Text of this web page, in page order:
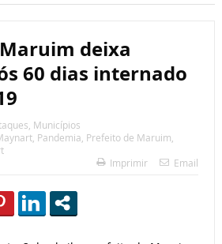
deixa
60 dias internado
, Municípios
, Pandemia, Prefeito de Maruim,
Imprimir
Email